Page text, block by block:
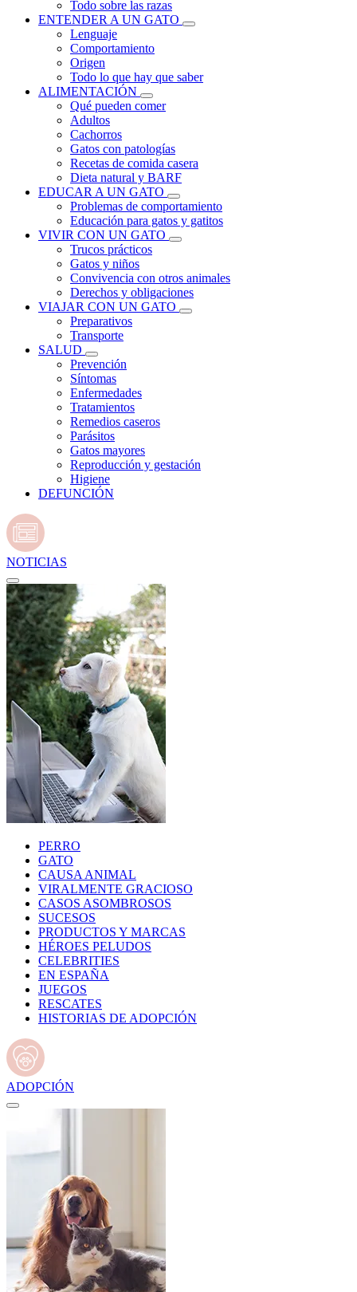
Todo sobre las razas
ENTENDER A UN GATO
Lenguaje
Comportamiento
Origen
Todo lo que hay que saber
ALIMENTACIÓN
Qué pueden comer
Adultos
Cachorros
Gatos con patologías
Recetas de comida casera
Dieta natural y BARF
EDUCAR A UN GATO
Problemas de comportamiento
Educación para gatos y gatitos
VIVIR CON UN GATO
Trucos prácticos
Gatos y niños
Convivencia con otros animales
Derechos y obligaciones
VIAJAR CON UN GATO
Preparativos
Transporte
SALUD
Prevención
Síntomas
Enfermedades
Tratamientos
Remedios caseros
Parásitos
Gatos mayores
Reproducción y gestación
Higiene
DEFUNCIÓN
NOTICIAS
PERRO
GATO
CAUSA ANIMAL
VIRALMENTE GRACIOSO
CASOS ASOMBROSOS
SUCESOS
PRODUCTOS Y MARCAS
HÉROES PELUDOS
CELEBRITIES
EN ESPAÑA
JUEGOS
RESCATES
HISTORIAS DE ADOPCIÓN
ADOPCIÓN